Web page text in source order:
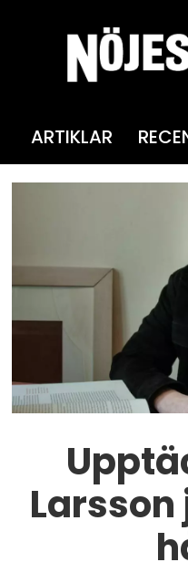
ARTIKLAR